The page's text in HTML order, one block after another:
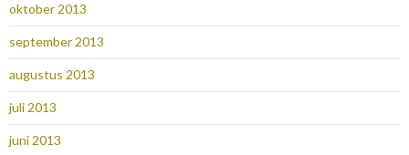
oktober 2013
september 2013
augustus 2013
juli 2013
juni 2013